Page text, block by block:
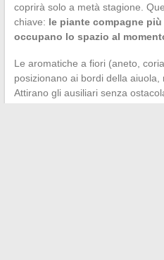
coprirà solo a metà stagione.
chiave: le piante compagne
occupano lo spazio al
Le aromatiche a fiori (aneto,
posizionano ai bordi della aiuola,
Attirano gli ausiliari senza